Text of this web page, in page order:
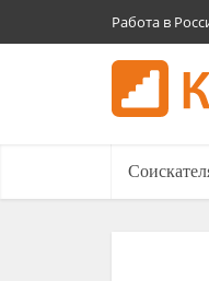
Работа в